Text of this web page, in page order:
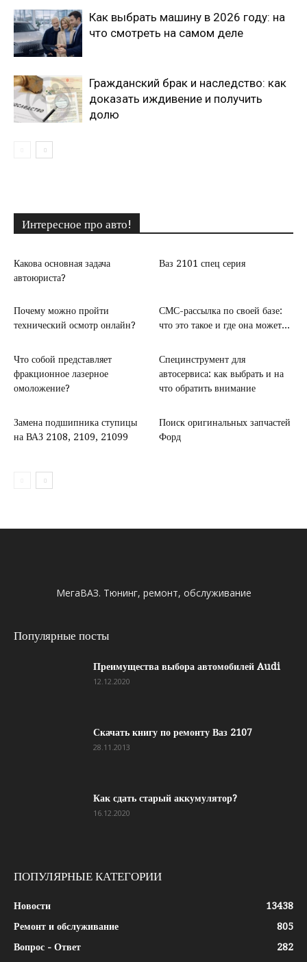
Как выбрать машину в 2026 году: на
что смотреть на самом деле
Гражданский брак и наследство: как
доказать иждивение и получить
долю
Интересное про авто!
Какова основная задача
автоюриста?
Ваз 2101 спец серия
Почему можно пройти
технический осмотр онлайн?
СМС-рассылка по своей базе:
что это такое и где она может...
Что собой представляет
фракционное лазерное
омоложение?
Специнструмент для
автосервиса: как выбрать и на
что обратить внимание
Замена подшипника ступицы
на ВАЗ 2108, 2109, 21099
Поиск оригинальных запчастей
Форд
МегаВАЗ. Тюнинг, ремонт, обслуживание
Популярные посты
Преимущества выбора автомобилей Audi
12.12.2020
Скачать книгу по ремонту Ваз 2107
28.11.2013
Как сдать старый аккумулятор?
16.12.2020
ПОПУЛЯРНЫЕ КАТЕГОРИИ
Новости
13438
Ремонт и обслуживание
805
Вопрос - Ответ
282